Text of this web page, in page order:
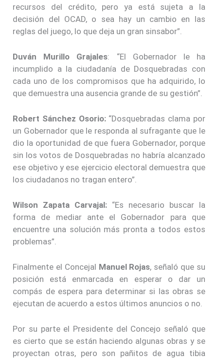
recursos del crédito, pero ya está sujeta a la
decisión del OCAD, o sea hay un cambio en las
reglas del juego, lo que deja un gran sinsabor”.
Duván Murillo Grajales: “El Gobernador le ha
incumplido a la ciudadanía de Dosquebradas con
cada uno de los compromisos que ha adquirido, lo
que demuestra una ausencia grande de su gestión”.
Robert Sánchez Osorio:“Dosquebradas clama por
un Gobernador que le responda al sufragante que le
dio la oportunidad de que fuera Gobernador, porque
sin los votos de Dosquebradas no habría alcanzado
ese objetivo y ese ejercicio electoral demuestra que
los ciudadanos no tragan entero”.
Wilson Zapata Carvajal: “Es necesario buscar la
forma de mediar ante el Gobernador para que
encuentre una solución más pronta a todos estos
problemas”.
Finalmente el Concejal Manuel Rojas, señaló que su
posición está enmarcada en esperar o dar un
compás de espera para determinar si las obras se
ejecutan de acuerdo a estos últimos anuncios o no.
Por su parte el Presidente del Concejo señaló que
es cierto que se están haciendo algunas obras y se
proyectan otras, pero son pañitos de agua tibia